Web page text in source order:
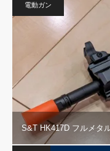
電動ガン
S&T HK417D フルメタ